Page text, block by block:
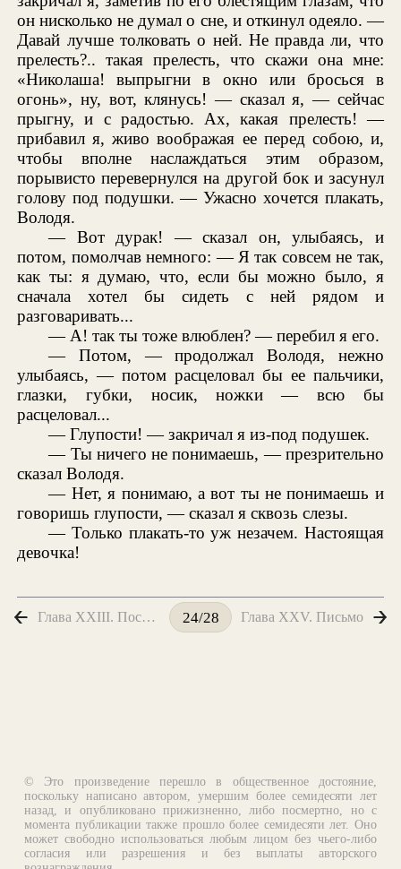
он нисколько не думал о сне, и откинул одеяло. —
Давай лучше толковать о ней. Не правда ли, что
прелесть?.. такая прелесть, что скажи она мне:
«Николаша! выпрыгни в окно или бросься в
огонь», ну, вот, клянусь! — сказал я, — сейчас
прыгну, и с радостью. Ах, какая прелесть! —
прибавил я, живо воображая ее перед собою, и,
чтобы вполне наслаждаться этим образом,
порывисто перевернулся на другой бок и засунул
голову под подушки. — Ужасно хочется плакать,
Володя.
— Вот дурак! — сказал он, улыбаясь, и
потом, помолчав немного: — Я так совсем не так,
как ты: я думаю, что, если бы можно было, я
сначала хотел бы сидеть с ней рядом и
разговаривать...
— А! так ты тоже влюблен? — перебил я его.
— Потом, — продолжал Володя, нежно
улыбаясь, — потом расцеловал бы ее пальчики,
глазки, губки, носик, ножки — всю бы
расцеловал...
— Глупости! — закричал я из-под подушек.
— Ты ничего не понимаешь, — презрительно
сказал Володя.
— Нет, я понимаю, а вот ты не понимаешь и
говоришь глупости, — сказал я сквозь слезы.
— Только плакать-то уж незачем. Настоящая
девочка!
Глава XXIII. После мазурки 24/28 Глава XXV. Письмо
© Это произведение перешло в общественное достояние,
поскольку написано автором, умершим более семидесяти лет
назад, и опубликовано прижизненно, либо посмертно, но с
момента публикации также прошло более семидесяти лет. Оно
может свободно использоваться любым лицом без чьего-либо
согласия или разрешения и без выплаты авторского